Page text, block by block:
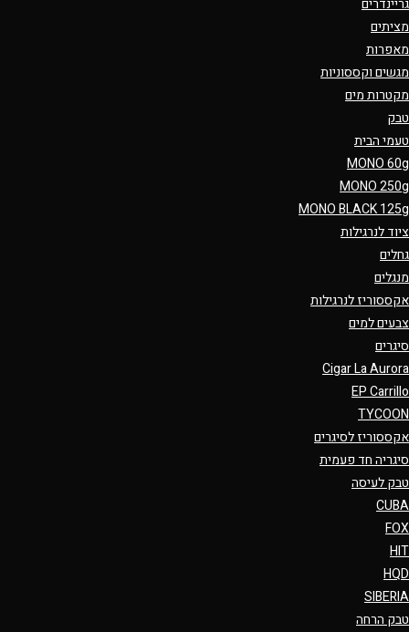
גריינדרים
מציתים
מאפרות
מגשים וקססוניות
מקטרות מים
טבק
טעמי הבית
MONO 60g
MONO 250g
MONO BLACK 125g
ציוד לנרגילות
גחלים
מנגלים
אקססוריז לנרגילות
צבעים למים
סיגרים
Cigar La Aurora
EP Carrillo
TYCOON
אקססוריז לסיגרים
סיגריה חד פעמית
טבק לעיסה
CUBA
FOX
HIT
HQD
SIBERIA
טבק הרחה